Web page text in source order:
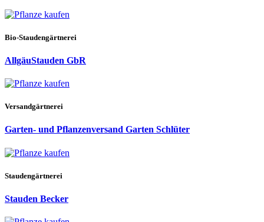
Bio-Staudengärtnerei
AllgäuStauden GbR
Versandgärtnerei
Garten- und Pflanzenversand Garten Schlüter
Staudengärtnerei
Stauden Becker